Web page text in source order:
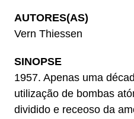
AUTORES(AS)
Vern Thiessen
SINOPSE
1957. Apenas uma
utilização de bombas
dividido e receoso da